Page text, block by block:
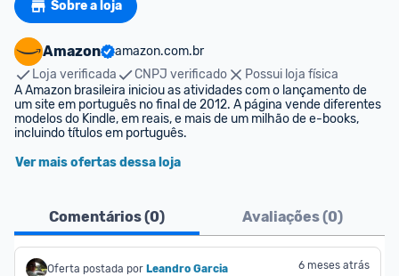
Sobre a loja
Amazon
amazon.com.br
Loja verificada
CNPJ verificado
Possui loja física
A Amazon brasileira iniciou as atividades com o lançamento de
um site em português no final de 2012. A página vende diferentes
modelos do Kindle, em reais, e mais de um milhão de e-books,
incluindo títulos em português.
Ver mais ofertas dessa loja
Comentários (0) Avaliações (0)
Oferta postada por Leandro Garcia 6 meses atrás